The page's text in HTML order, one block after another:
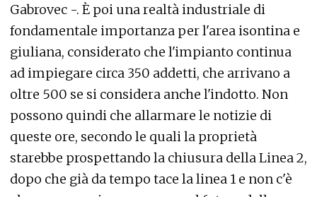
Gabrovec -. È poi una realtà industriale di
fondamentale importanza per l'area isontina e
giuliana, considerato che l'impianto continua
ad impiegare circa 350 addetti, che arrivano a
oltre 500 se si considera anche l'indotto. Non
possono quindi che allarmare le notizie di
queste ore, secondo le quali la proprietà
starebbe prospettando la chiusura della Linea 2,
dopo che già da tempo tace la linea 1 e non c'è